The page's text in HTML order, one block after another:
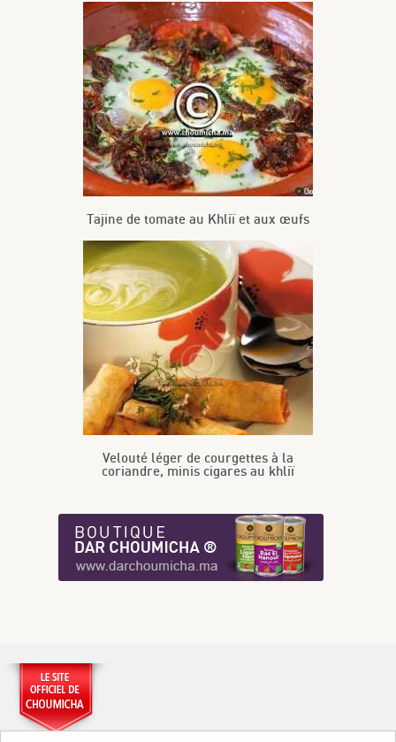
Tajine de tomate au Khliï et aux œufs
Velouté léger de courgettes à la
coriandre, minis cigares au khliï